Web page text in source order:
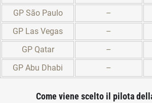
GP São Paulo –
GP Las Vegas
–
GP Qatar
–
GP Abu Dhabi
–
Come viene scelto il pilota